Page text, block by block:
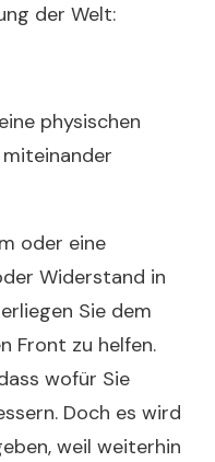
der Welt:
physischen
oder eine
Widerstand in
Sie dem
Front zu helfen.
wofür Sie
Doch es wird
weil weiterhin